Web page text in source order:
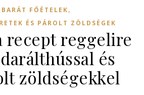
FŐÉTELEK,
ÉS PÁROLT ZÖLDSÉGEK
recept reggelire
és
zöldségekkel